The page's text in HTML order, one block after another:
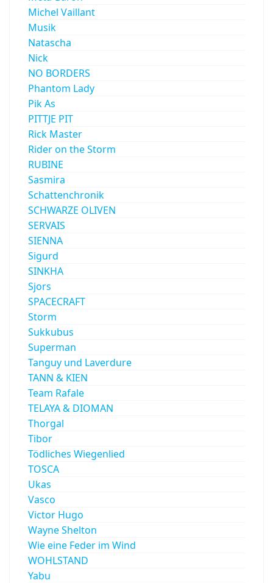
Michel Vaillant
Musik
Natascha
Nick
NO BORDERS
Phantom Lady
Pik As
PITTJE PIT
Rick Master
Rider on the Storm
RUBINE
Sasmira
Schattenchronik
SCHWARZE OLIVEN
SERVAIS
SIENNA
Sigurd
SINKHA
Sjors
SPACECRAFT
Storm
Sukkubus
Superman
Tanguy und Laverdure
TANN & KIEN
Team Rafale
TELAYA & DIOMAN
Thorgal
Tibor
Tödliches Wiegenlied
TOSCA
Ukas
Vasco
Victor Hugo
Wayne Shelton
Wie eine Feder im Wind
WOHLSTAND
Yabu